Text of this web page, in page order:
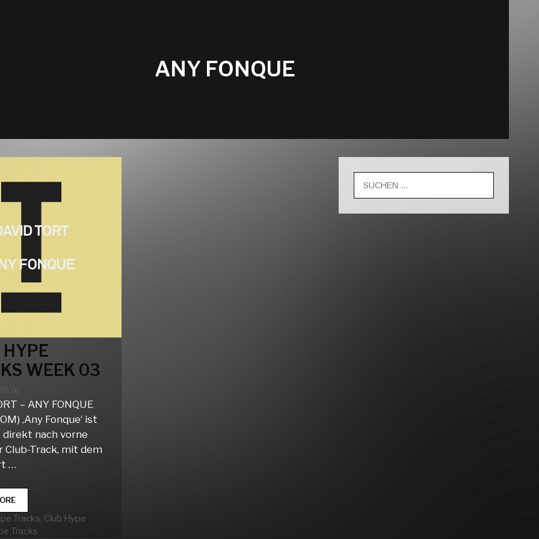
ANY FONQUE
WEEK 03
– ANY FONQUE
‚Any Fonque‘ ist
direkt nach vorne
Club-Track, mit dem
…
CLUB
HYPE
TRACKS
WEEK
Tracks, Club Hype
Tracks
nach: